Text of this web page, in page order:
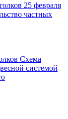
25 февраля
частных
Схема
системой